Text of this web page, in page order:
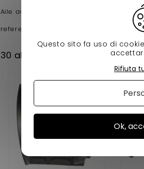
Aile avant gauche ligier xtoo1 xtoo2 et
reference d'origine : 0187764
30 altri prodotti della stessa
Questo sito fa uso di
Ok,
Rifiuta